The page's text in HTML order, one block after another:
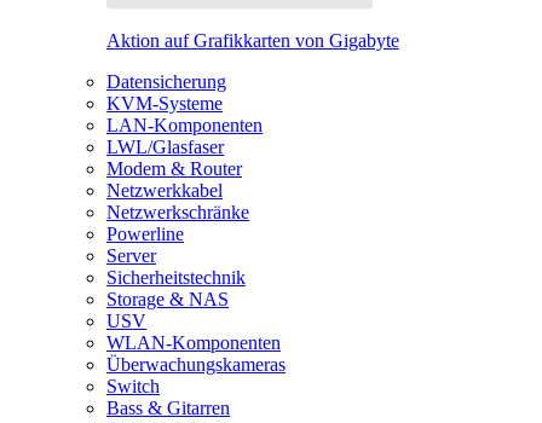
Aktion auf Grafikkarten von Gigabyte
Datensicherung
KVM-Systeme
LAN-Komponenten
LWL/Glasfaser
Modem & Router
Netzwerkkabel
Netzwerkschränke
Powerline
Server
Sicherheitstechnik
Storage & NAS
USV
WLAN-Komponenten
Überwachungskameras
Switch
Bass & Gitarren